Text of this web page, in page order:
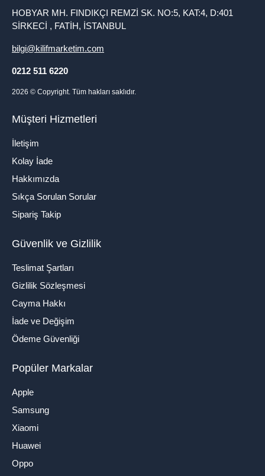
HOBYAR MH. FINDIKÇI REMZİ SK. NO:5, KAT:4, D:401
SİRKECİ , FATİH, İSTANBUL
bilgi@kilifmarketim.com
0212 511 6220
2026 © Copyright. Tüm hakları saklıdır.
Müşteri Hizmetleri
İletişim
Kolay İade
Hakkımızda
Sıkça Sorulan Sorular
Sipariş Takip
Güvenlik ve Gizlilik
Teslimat Şartları
Gizlilik Sözleşmesi
Cayma Hakkı
İade ve Değişim
Ödeme Güvenliği
Popüler Markalar
Apple
Samsung
Xiaomi
Huawei
Oppo